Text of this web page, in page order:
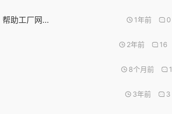
赚钱小任务，可重复做，长期有效！合作项目：帮助工厂网站建设外链 1年前 0
2年前 16
8个月前 1
3年前 3